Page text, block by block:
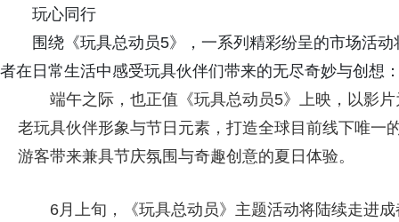
玩心同行
围绕《玩具总动员5》，一系列精彩纷呈的市场活
者在日常生活中感受玩具伙伴们带来的无尽奇妙与创想
端午之际，也正值《玩具总动员5》上映，以影
老玩具伙伴形象与节日元素，打造全球目前线下唯一
游客带来兼具节庆氛围与奇趣创意的夏日体验。
6月上旬，《玩具总动员》主题活动将陆续走进